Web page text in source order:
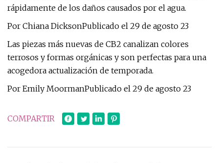
rápidamente de los daños causados ​​por el agua.
Por Chiana DicksonPublicado el 29 de agosto 23
Las piezas más nuevas de CB2 canalizan colores
terrosos y formas orgánicas y son perfectas para una
acogedora actualización de temporada.
Por Emily MoormanPublicado el 29 de agosto 23
COMPARTIR